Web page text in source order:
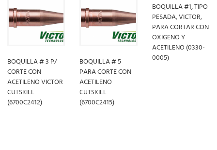
BOQUILLA # 3 P/
CORTE CON
ACETILENO VICTOR
CUTSKILL
(6700C2412)
BOQUILLA # 5
PARA CORTE CON
ACETILENO
CUTSKILL
(6700C2415)
BOQUILLA #1, TIPO
PESADA, VICTOR,
PARA CORTAR CON
OXIGENO Y
ACETILENO (0330-
0005)